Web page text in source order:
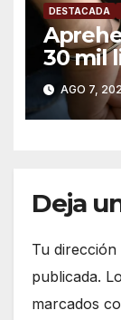
DESTACADA
30 mil
AGO 7,
Deja
Tu
publicada.
marcados